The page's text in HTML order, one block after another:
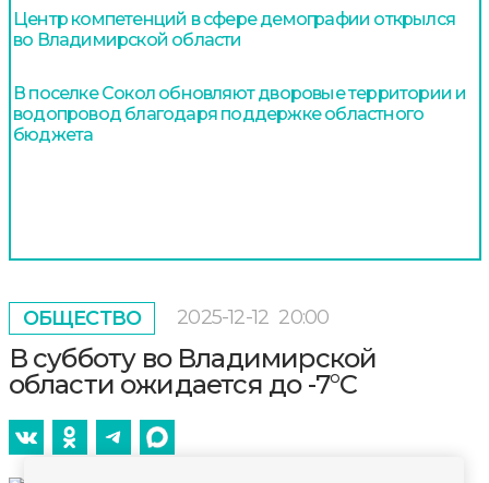
Центр компетенций в сфере демографии открылся
во Владимирской области
В поселке Сокол обновляют дворовые территории и
водопровод благодаря поддержке областного
бюджета
ОБЩЕСТВО 2025-12-12 20:00
В субботу во Владимирской
области ожидается до -7°С